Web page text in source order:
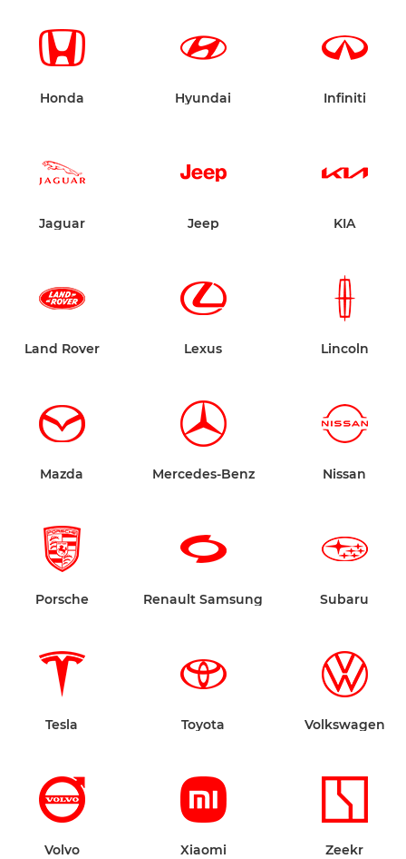
Honda Hyundai Infiniti
Jaguar Jeep KIA
Land Rover Lexus Lincoln
Mazda Mercedes-Benz Nissan
Porsche Renault Samsung Subaru
Tesla Toyota Volkswagen
Volvo Xiaomi Zeekr